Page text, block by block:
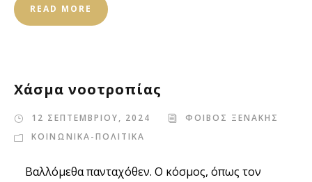
READ MORE
Χάσμα νοοτροπίας
12 ΣΕΠΤΕΜΒΡΙΟΥ, 2024
ΦΟΙΒΟΣ ΞΕΝΑΚΗΣ
ΚΟΙΝΩΝΙΚΑ-ΠΟΛΙΤΙΚΑ
Βαλλόμεθα πανταχόθεν. Ο κόσμος, όπως τον